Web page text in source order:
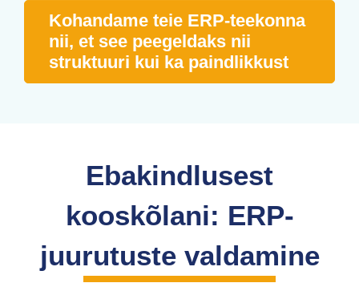
Kohandame teie ERP-teekonna
nii, et see peegeldaks nii
struktuuri kui ka paindlikkust
Ebakindlusest
kooskõlani: ERP-
juurutuste valdamine